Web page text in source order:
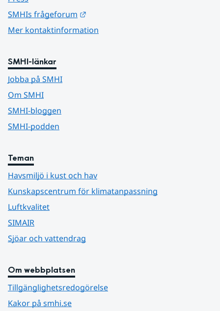
SMHIs frågeforum
Mer kontaktinformation
SMHI-länkar
Jobba på SMHI
Om SMHI
SMHI-bloggen
SMHI-podden
Teman
Havsmiljö i kust och hav
Kunskapscentrum för klimatanpassning
Luftkvalitet
SIMAIR
Sjöar och vattendrag
Om webbplatsen
Tillgänglighetsredogörelse
Kakor på smhi.se